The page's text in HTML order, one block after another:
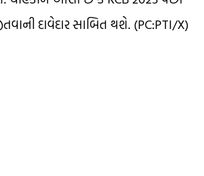
દાવેદાર સાબિત થશે. (PC:PTI/X)